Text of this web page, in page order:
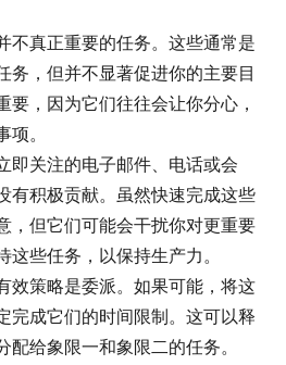
不真正重要的任务。这些通常是
务，但并不显著促进你的主要目
要，因为它们往往会让你分心，
。
即关注的电子邮件、电话或会
有积极贡献。虽然快速完成这些
，但它们可能会干扰你对更重要
些任务，以保持生产力。
效策略是委派。如果可能，将这
完成它们的时间限制。这可以释
给象限一和象限二的任务。